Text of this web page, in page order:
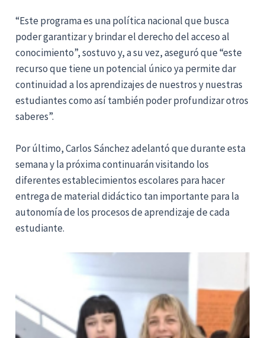
“Este programa es una política nacional que busca
poder garantizar y brindar el derecho del acceso al
conocimiento”, sostuvo y, a su vez, aseguró que “este
recurso que tiene un potencial único ya permite dar
continuidad a los aprendizajes de nuestros y nuestras
estudiantes como así también poder profundizar otros
saberes”.
Por último, Carlos Sánchez adelantó que durante esta
semana y la próxima continuarán visitando los
diferentes establecimientos escolares para hacer
entrega de material didáctico tan importante para la
autonomía de los procesos de aprendizaje de cada
estudiante.